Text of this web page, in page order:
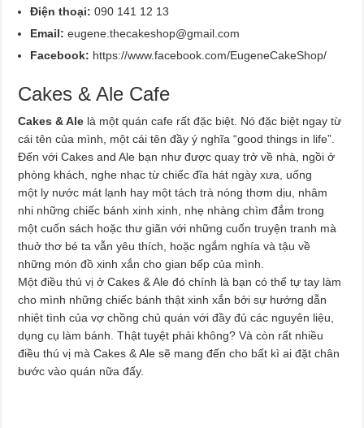
Điện thoại: 090 141 12 13
Email:eugene.thecakeshop@gmail.com
Facebook: https://www.facebook.com/EugeneCakeShop/
Cakes & Ale Cafe
Cakes & Ale là một quán cafe rất đặc biệt. Nó đặc biệt ngay từ
cái tên của mình, một cái tên đầy ý nghĩa “good things in life”.
Đến với Cakes and Ale bạn như được quay trở về nhà, ngồi ở
phòng khách, nghe nhạc từ chiếc đĩa hát ngày xưa, uống
một ly nước mát lạnh hay một tách trà nóng thơm dịu, nhâm
nhi những chiếc bánh xinh xinh, nhẹ nhàng chìm đắm trong
một cuốn sách hoặc thư giãn với những cuốn truyện tranh mà
thuở thơ bé ta vẫn yêu thích, hoặc ngắm nghía và tậu về
những món đồ xinh xắn cho gian bếp của mình.
Một điều thú vị ở Cakes & Ale đó chính là bạn có thể tự tay làm
cho mình những chiếc bánh thật xinh xắn bởi sự hướng dẫn
nhiệt tình của vợ chồng chủ quán với đầy đủ các nguyên liệu,
dụng cụ làm bánh. Thật tuyệt phải không? Và còn rất nhiều
điều thú vị mà Cakes & Ale sẽ mang đến cho bất kì ai đặt chân
bước vào quán nữa đấy.